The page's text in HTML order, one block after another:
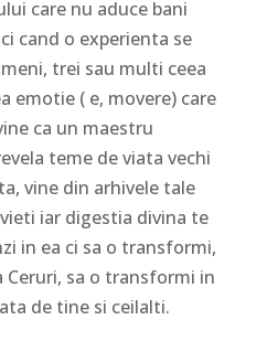
care nu aduce bani
cand o experienta se
trei sau multi ceea
emotie ( e, movere) care
ca un maestru
teme de viata vechi
vine din arhivele tale
iar digestia divina te
in ea ci sa o transformi,
sa o transformi in
de tine si ceilalti.